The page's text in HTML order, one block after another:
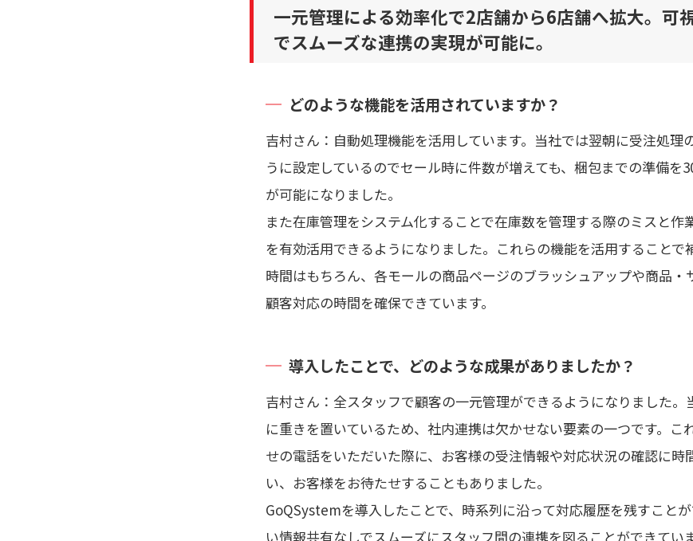
一元管理による効率化で2店舗から6店舗へ拡大。可
でスムーズな連携の実現が可能に。
どのような機能を活用されていますか？
吉村さん：自動処理機能を活用しています。当社では翌朝に受注処理
うに設定しているのでセール時に件数が増えても、梱包までの準備を
が可能になりました。
また在庫管理をシステム化することで在庫数を管理する際のミスと作
を有効活用できるようになりました。これらの機能を活用することで
時間はもちろん、各モールの商品ページのブラッシュアップや商品・
顧客対応の時間を確保できています。
導入したことで、どのような成果がありましたか？
吉村さん：全スタッフで顧客の一元管理ができるようになりました。
に重きを置いているため、社内連携は欠かせない要素の一つです。こ
せの電話をいただいた際に、お客様の受注情報や対応状況の確認に時
い、お客様をお待たせすることもありました。
GoQSystemを導入したことで、時系列に沿って対応履歴を残すこと
い情報共有なしでスムーズにスタッフ間の連携を図ることができてい